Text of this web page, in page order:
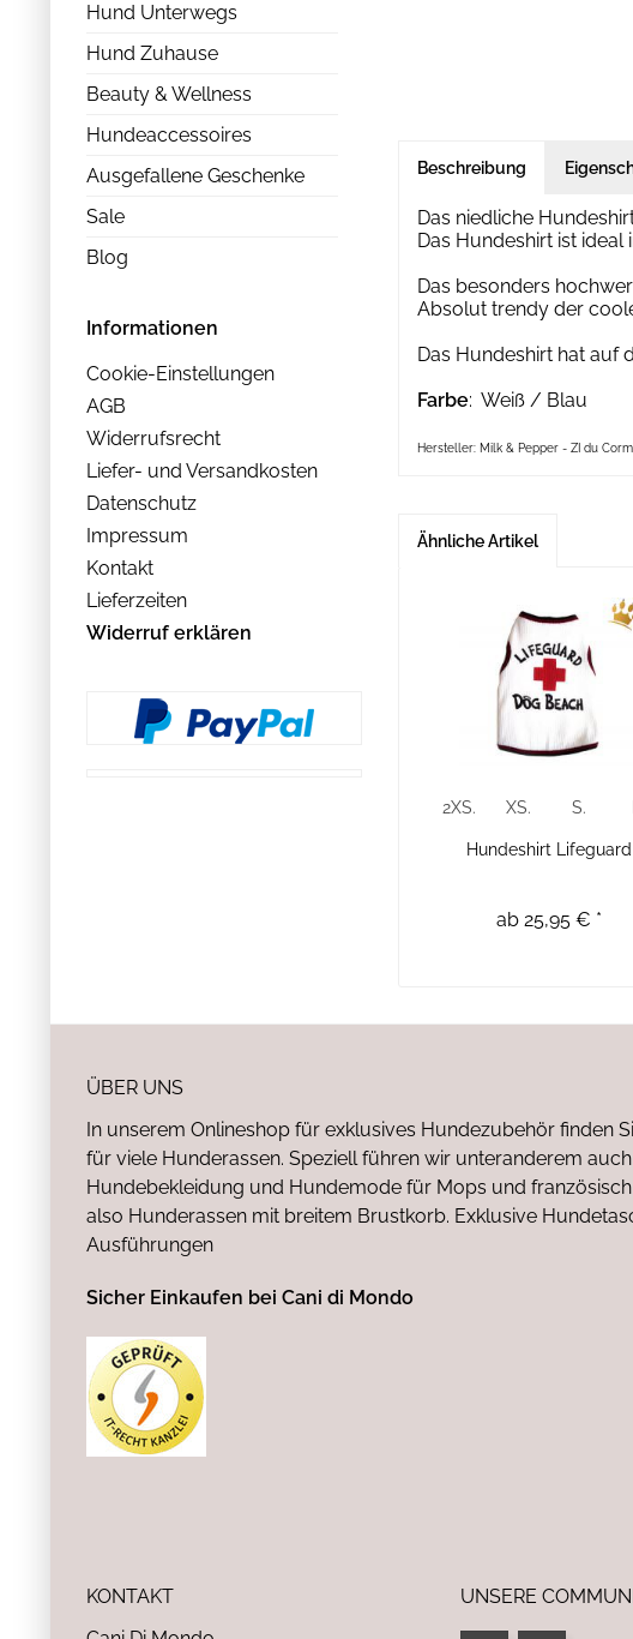
Hund Unterwegs
Hund Zuhause
Beauty & Wellness
Hundeaccessoires
Ausgefallene Geschenke
Sale
Blog
Informationen
Cookie-Einstellungen
AGB
Widerrufsrecht
Liefer- und Versandkosten
Datenschutz
Impressum
Kontakt
Lieferzeiten
Widerruf erklären
Beschreibung
Das niedliche
Das Hundeshirt ist
Das besonders
Absolut trendy der
Das Hundeshirt hat auf
Farbe: Weiß / Blau
Hersteller: Milk & Pepper - ZI du
Ähnliche Artikel
2XS. XS. S.
Hundeshirt Lifeguard
ab 25,95 € *
ÜBER UNS
In unserem Onlineshop für exklusives Hundezubehör finden
für viele Hunderassen. Speziell führen wir unteranderem auch
Hundebekleidung und Hundemode für Mops und
also Hunderassen mit breitem Brustkorb. Exklusive
Ausführungen
Sicher Einkaufen bei Cani di Mondo
KONTAKT
UNSERE